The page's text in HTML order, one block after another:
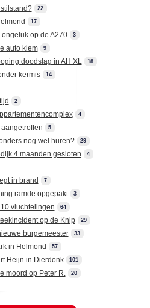
22
17
op de A270 3
auto klem 9
doodslag in AH XL 18
kermis 14
2
4
5
nog wel huren? 29
4 maanden gesloten 4
in brand 7
ramde opgepakt 3
vluchtelingen 64
op de Knip 29
burgemeester 33
in Helmond 57
Heijn in Dierdonk 101
moord op Peter R. 20